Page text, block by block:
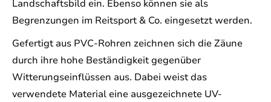
Landschaftsbild ein. Ebenso können sie als
Begrenzungen im Reitsport & Co. eingesetzt werden.
Gefertigt aus PVC-Rohren zeichnen sich die Zäune
durch ihre hohe Beständigkeit gegenüber
Witterungseinflüssen aus. Dabei weist das
verwendete Material eine ausgezeichnete UV-